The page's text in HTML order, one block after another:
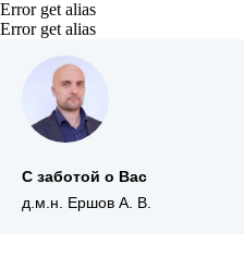
Error get alias
Error get alias
С заботой о Вас
д.м.н. Ершов А. В.